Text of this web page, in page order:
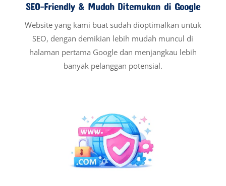
SEO-Friendly & Mudah Ditemukan di Google
Website yang kami buat sudah dioptimalkan untuk
SEO, dengan demikian lebih mudah muncul di
halaman pertama Google dan menjangkau lebih
banyak pelanggan potensial.